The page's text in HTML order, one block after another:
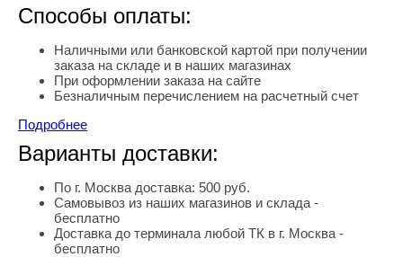
Способы оплаты:
Наличными или банковской картой при получении
заказа на складе и в наших магазинах
При оформлении заказа на сайте
Безналичным перечислением на расчетный счет
Подробнее
Варианты доставки:
По г. Москва доставка: 500 руб.
Самовывоз из наших магазинов и склада -
бесплатно
Доставка до терминала любой ТК в г. Москва -
бесплатно